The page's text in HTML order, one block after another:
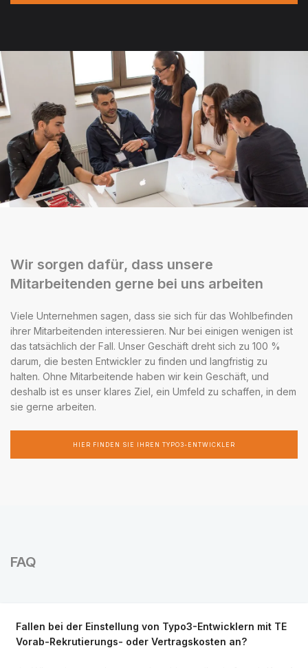
Wir sorgen dafür, dass unsere
Mitarbeitenden gerne bei uns arbeiten
Viele Unternehmen sagen, dass sie sich für das Wohlbefinden
ihrer Mitarbeitenden interessieren. Nur bei einigen wenigen ist
das tatsächlich der Fall. Unser Geschäft dreht sich zu 100 %
darum, die besten Entwickler zu finden und langfristig zu
halten. Ohne Mitarbeitende haben wir kein Geschäft, und
deshalb ist es unser klares Ziel, ein Umfeld zu schaffen, in dem
sie gerne arbeiten.
HIER FINDEN SIE IHREN TYPO3-ENTWICKLER
FAQ
Fallen bei der Einstellung von Typo3-Entwicklern mit TE
Vorab-Rekrutierungs- oder Vertragskosten an?